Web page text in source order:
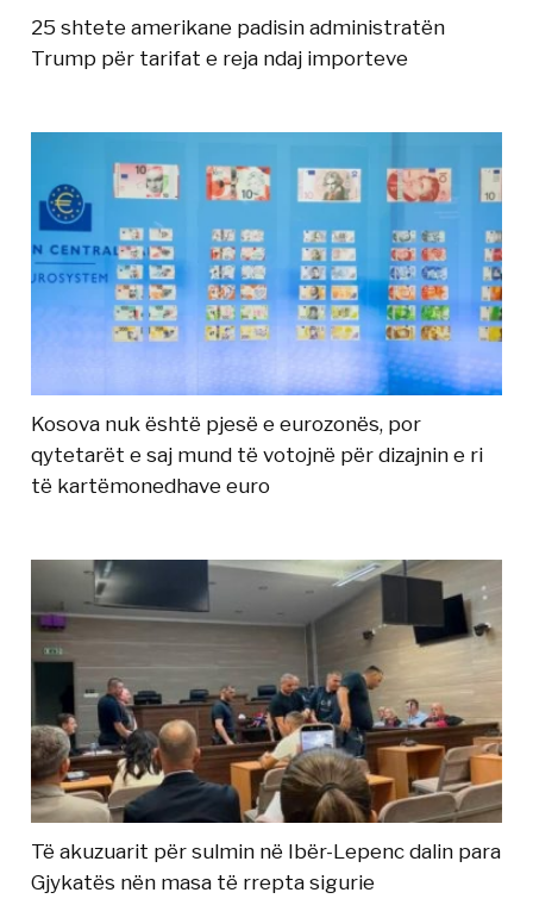
25 shtete amerikane padisin administratën
Trump për tarifat e reja ndaj importeve
Kosova nuk është pjesë e eurozonës, por
qytetarët e saj mund të votojnë për dizajnin e ri
të kartëmonedhave euro
Të akuzuarit për sulmin në Ibër-Lepenc dalin para
Gjykatës nën masa të rrepta sigurie